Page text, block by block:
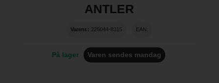
ANTLER
Varenr.: 225044-8315 EAN:
På lager Varen sendes mandag